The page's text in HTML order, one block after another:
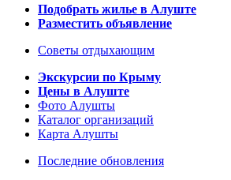
Подобрать жилье в Алуште
Разместить объявление
Советы отдыхающим
Экскурсии по Крыму
Цены в Алуште
Фото Алушты
Каталог организаций
Карта Алушты
Последние обновления